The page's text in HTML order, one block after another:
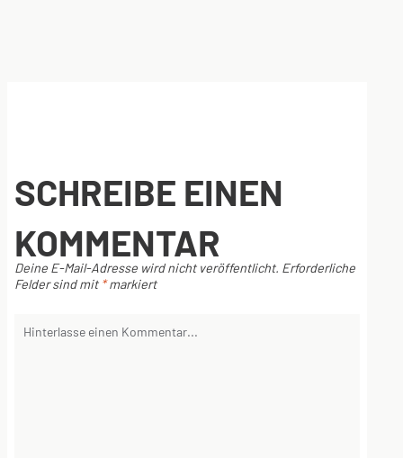
SCHREIBE EINEN
KOMMENTAR
Deine E-Mail-Adresse wird nicht veröffentlicht. Erforderliche
Felder sind mit *markiert